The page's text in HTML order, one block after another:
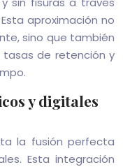
aproximación no
sino que también
de retención y
y digitales
la fusión perfecta
Esta integración